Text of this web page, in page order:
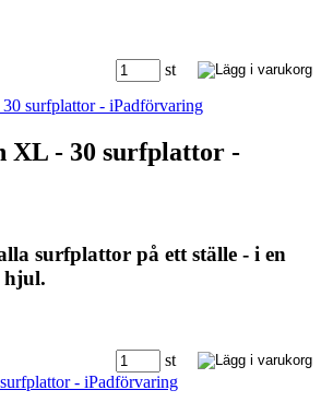
st
XL - 30 surfplattor -
surfplattor på ett ställe - i en
hjul.
st